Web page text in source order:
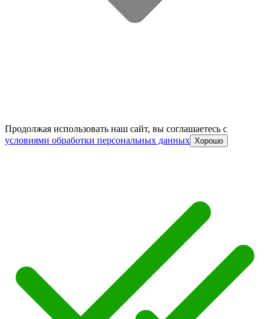
Продолжая использовать наш сайт, вы соглашаетесь c
условиями обработки персональных данных Хорошо